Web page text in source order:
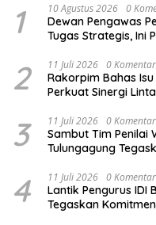
1 10 Agustus 2026 0
Dewan Pengawas
Tugas Strategis, Ini
2 11 Juli 2026 0 Komentar
Rakorpim Bahas
Perkuat Sinergi
3 11 Juli 2026 0 Komentar
Sambut Tim Penilai
Tulungagung
4 11 Juli 2026 0 Komentar
Lantik Pengurus IDI
Tegaskan